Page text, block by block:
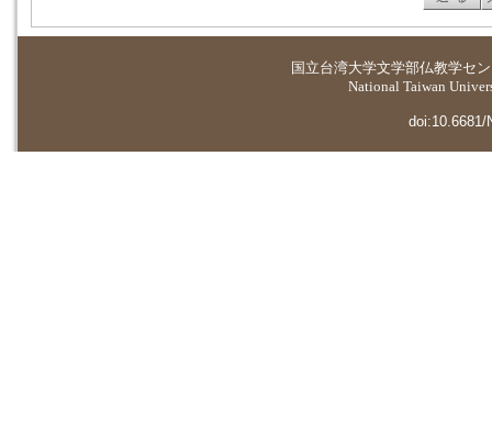
国立台湾大学文学部仏教学セ
National Taiwan
doi:10.6681/